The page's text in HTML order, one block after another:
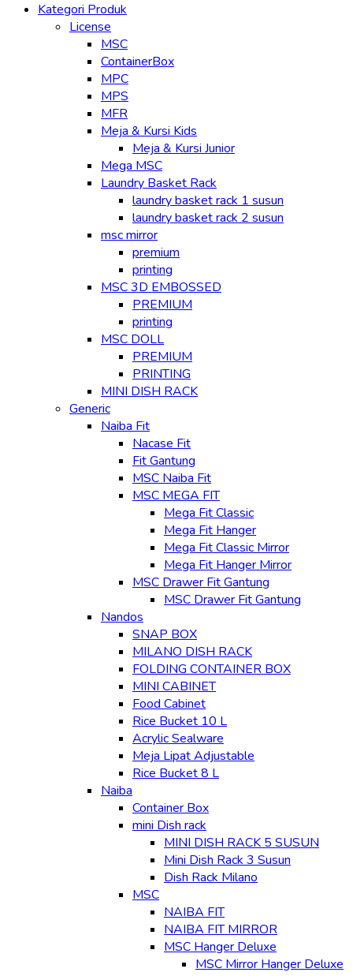
Kategori Produk
License
MSC
ContainerBox
MPC
MPS
MFR
Meja & Kursi Kids
Meja & Kursi Junior
Mega MSC
Laundry Basket Rack
laundry basket rack 1 susun
laundry basket rack 2 susun
msc mirror
premium
printing
MSC 3D EMBOSSED
PREMIUM
printing
MSC DOLL
PREMIUM
PRINTING
MINI DISH RACK
Generic
Naiba Fit
Nacase Fit
Fit Gantung
MSC Naiba Fit
MSC MEGA FIT
Mega Fit Classic
Mega Fit Hanger
Mega Fit Classic Mirror
Mega Fit Hanger Mirror
MSC Drawer Fit Gantung
MSC Drawer Fit Gantung
Nandos
SNAP BOX
MILANO DISH RACK
FOLDING CONTAINER BOX
MINI CABINET
Food Cabinet
Rice Bucket 10 L
Acrylic Sealware
Meja Lipat Adjustable
Rice Bucket 8 L
Naiba
Container Box
mini Dish rack
MINI DISH RACK 5 SUSUN
Mini Dish Rack 3 Susun
Dish Rack Milano
MSC
NAIBA FIT
NAIBA FIT MIRROR
MSC Hanger Deluxe
MSC Mirror Hanger Deluxe